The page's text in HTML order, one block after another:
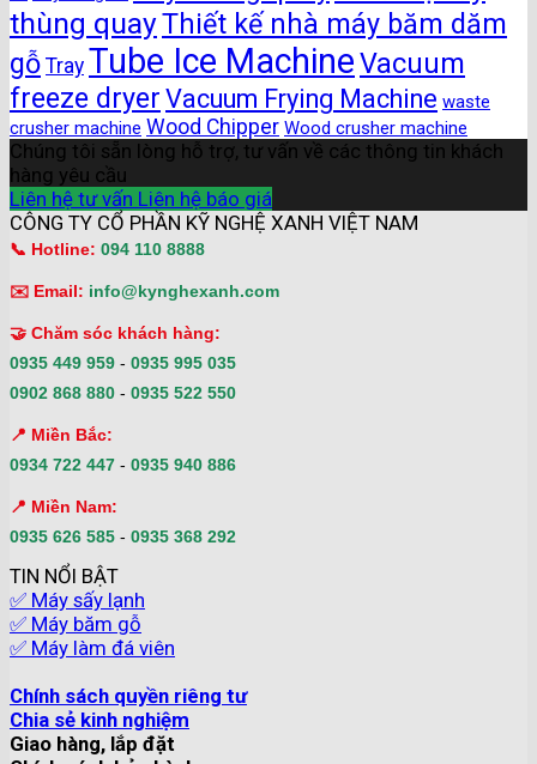
thùng quayThiết kế nhà máy băm dăm
gỗ Tray Tube Ice MachineVacuum
freeze dryer Vacuum Frying Machine waste
crusher machine Wood Chipper Wood crusher machine
Chúng tôi sẵn lòng hỗ trợ, tư vấn về các thông tin khách
hàng yêu cầu
Liên hệ tư vấn Liên hệ báo giá
CÔNG TY CỔ PHẦN KỸ NGHỆ XANH VIỆT NAM
📞 Hotline: 094 110 8888
✉️ Email: info@kynghexanh.com
🤝 Chăm sóc khách hàng:
0935 449 959 - 0935 995 035
0902 868 880 - 0935 522 550
📍 Miền Bắc:
0934 722 447 - 0935 940 886
📍 Miền Nam:
0935 626 585 - 0935 368 292
TIN NỔI BẬT
✅ Máy sấy lạnh
✅ Máy băm gỗ
✅ Máy làm đá viên
Chính sách quyền riêng tư
Chia sẻ kinh nghiệm
Giao hàng, lắp đặt